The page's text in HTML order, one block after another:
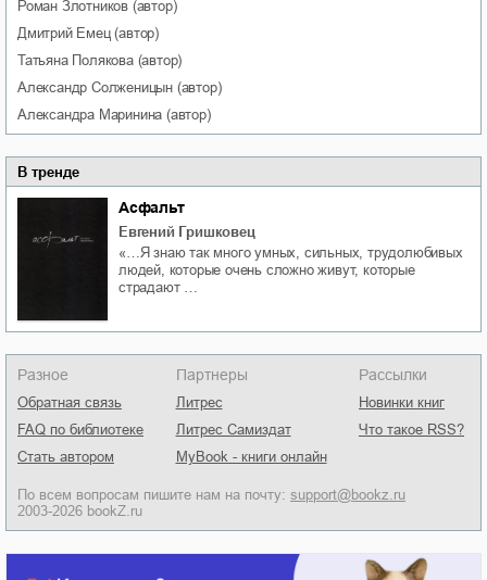
Роман Злотников (автор)
Дмитрий Емец(автор)
Татьяна Полякова(автор)
Александр Солженицын (автор)
Александра Маринина (автор)
В тренде
Асфальт
Евгений Гришковец
«…Я знаю так много умных, сильных, трудолюбивых
людей, которые очень сложно живут, которые
страдают …
Разное
Обратная связь
FAQ по библиотеке
Стать автором
Партнеры
Литрес
Литрес Самиздат
MyBook - книги онлайн
Рассылки
Новинки книг
Что такое RSS?
По всем вопросам пишите нам на почту: support@bookz.ru
2003-2026 bookZ.ru